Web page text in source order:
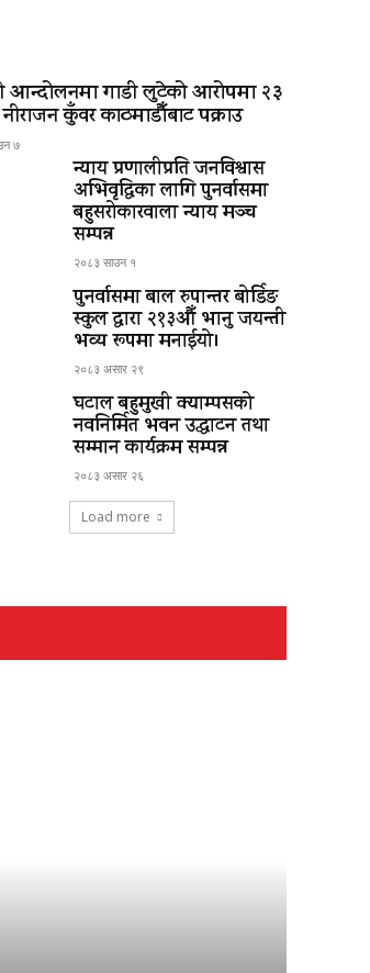
गाडी लुटेको आरोपमा २३
नीराजन कुँवर काठमाडौँबाट पक्राउ
७
न्याय प्रणालीप्रति जनविश्वास
अभिवृद्धिका लागि पुनर्वासमा
बहुसरोकारवाला न्याय मञ्च
सम्पन्न
२०८३ साउन १
पुनर्वासमा बाल रुपान्तर बोर्डिङ
स्कुल द्धारा २१३औँ भानु जयन्ती
भव्य रूपमा मनाईयो।
२०८३ असार २९
घटाल बहुमुखी क्याम्पसको
नवनिर्मित भवन उद्घाटन तथा
सम्मान कार्यक्रम सम्पन्न
२०८३ असार २६
Load more